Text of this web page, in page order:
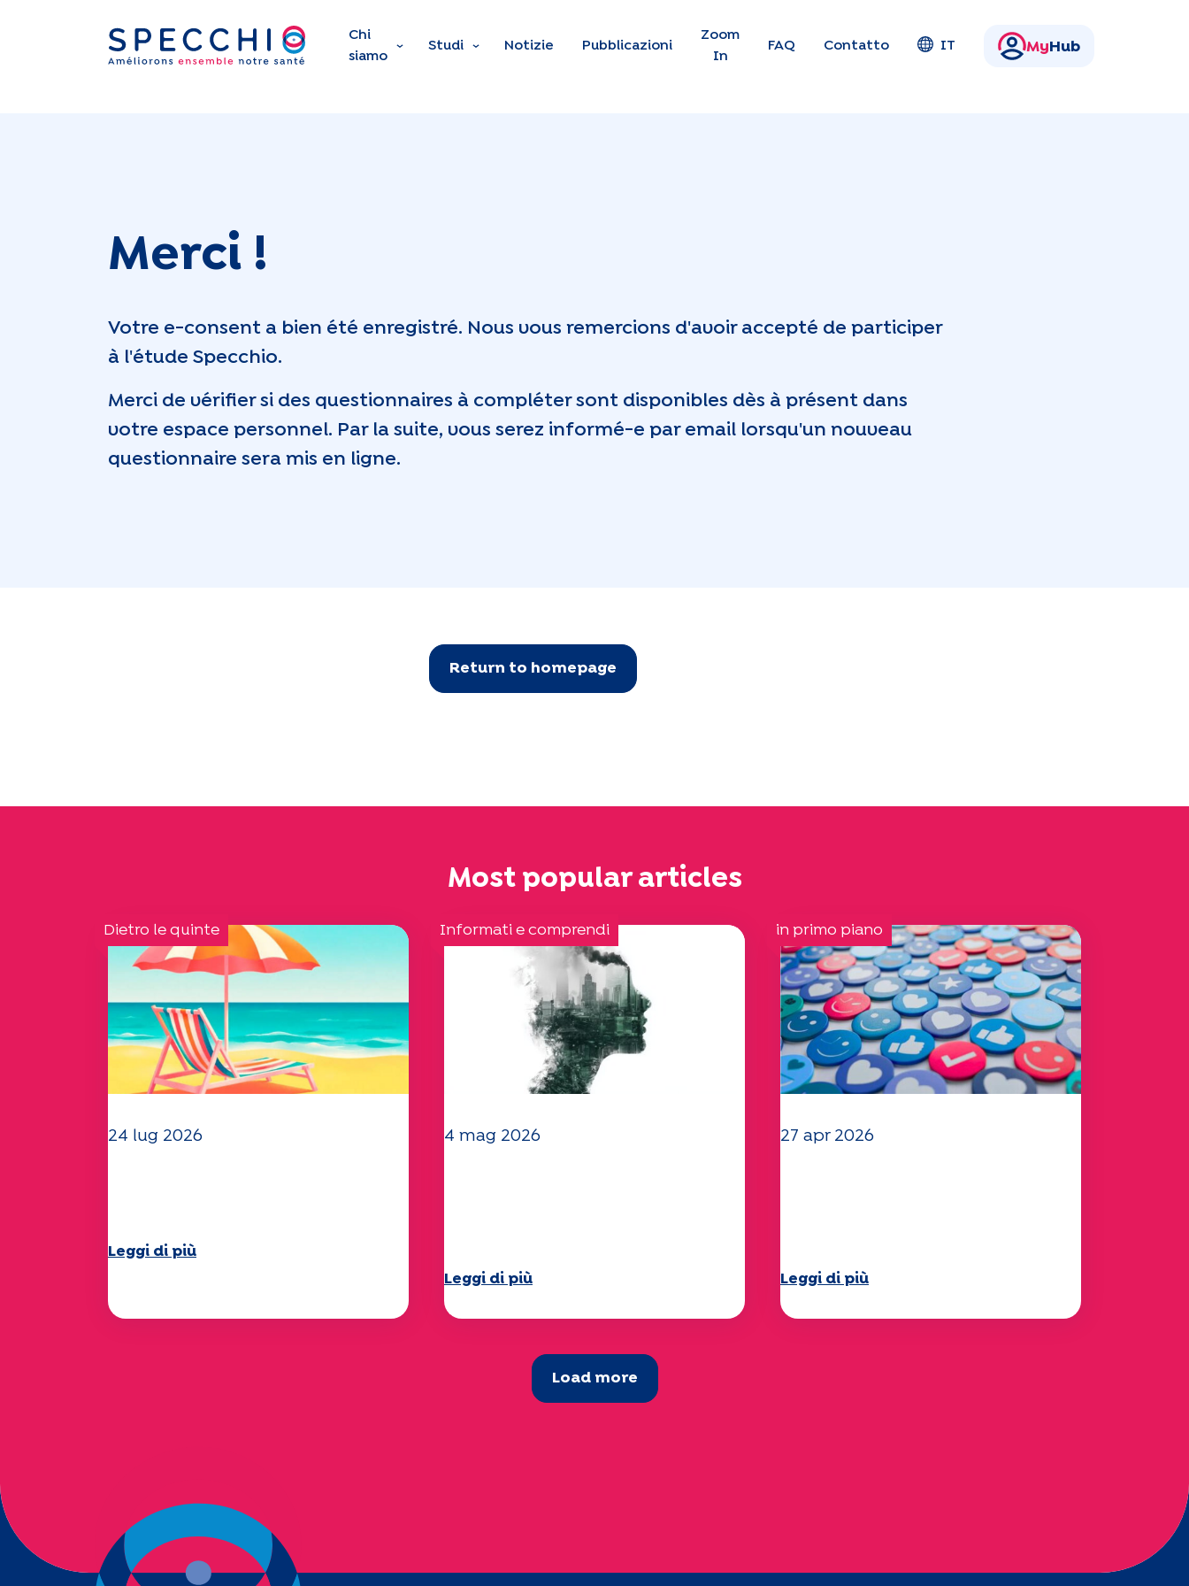
Skip to main content
Chi
siamo
Studi Notizie Pubblicazioni
Zoom
In
FAQ Contatto IT My Hub
Merci !
Votre e-consent a bien été enregistré. Nous vous remercions d'avoir accepté de participer
à l'étude Specchio.
Merci de vérifier si des questionnaires à compléter sont disponibles dès à présent dans
votre espace personnel. Par la suite, vous serez informé-e par email lorsqu'un nouveau
questionnaire sera mis en ligne.
Return to homepage
Most popular articles
Dietro le quinte
24 lug 2026
Leggi di più
Informati e comprendi
4 mag 2026
Leggi di più
in primo piano
27 apr 2026
Leggi di più
Load more